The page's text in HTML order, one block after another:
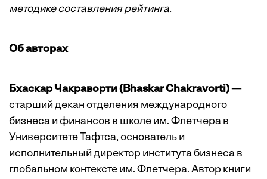
методике составления рейтинга.
Об авторах
Бхаскар Чакраворти (Bhaskar Chakravorti)—
старший декан отделения международного
бизнеса и финансов в школе им. Флетчера в
Университете Тафтса, основатель и
исполнительный директор института бизнеса в
глобальном контексте им. Флетчера. Автор книги